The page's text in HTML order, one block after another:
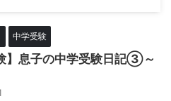
中学受験
】息子の中学受験日記③～